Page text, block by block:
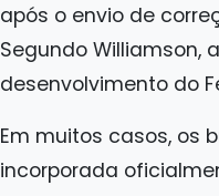
após o envio de
Segundo Williamson,
desenvolvimento do
Em muitos casos, os
incorporada